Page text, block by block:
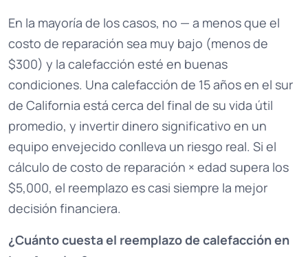
En la mayoría de los casos, no — a menos que el
costo de reparación sea muy bajo (menos de
$300) y la calefacción esté en buenas
condiciones. Una calefacción de 15 años en el sur
de California está cerca del final de su vida útil
promedio, y invertir dinero significativo en un
equipo envejecido conlleva un riesgo real. Si el
cálculo de costo de reparación × edad supera los
$5,000, el reemplazo es casi siempre la mejor
decisión financiera.
¿Cuánto cuesta el reemplazo de calefacción en